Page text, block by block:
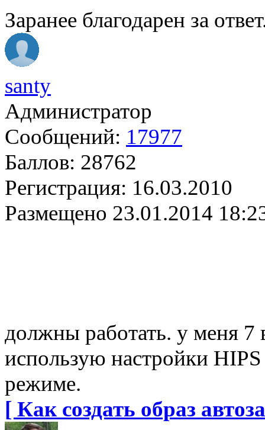
Заранее благодарен за
santy
Администратор
Сообщений: 17977
Баллов: 28762
Регистрация: 16.03.2010
Размещено 23.01.2014
должны работать. у меня 7
использую настройки
режиме.
[ Как создать образ